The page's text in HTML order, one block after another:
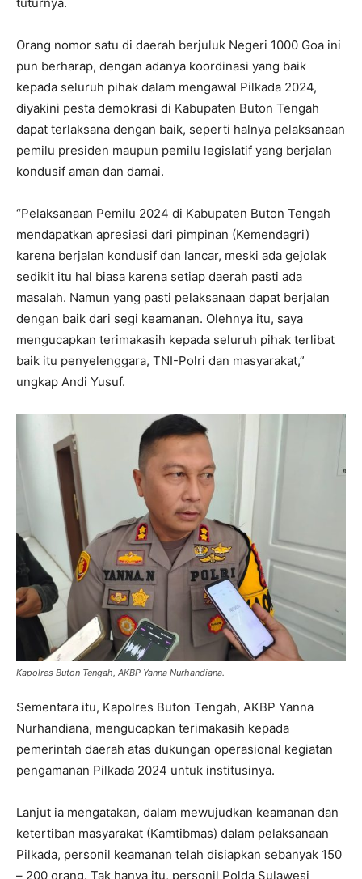
Orang nomor satu di daerah berjuluk Negeri 1000 Goa ini
pun berharap, dengan adanya koordinasi yang baik
kepada seluruh pihak dalam mengawal Pilkada 2024,
diyakini pesta demokrasi di Kabupaten Buton Tengah
dapat terlaksana dengan baik, seperti halnya pelaksanaan
pemilu presiden maupun pemilu legislatif yang berjalan
kondusif aman dan damai.
“Pelaksanaan Pemilu 2024 di Kabupaten Buton Tengah
mendapatkan apresiasi dari pimpinan (Kemendagri)
karena berjalan kondusif dan lancar, meski ada gejolak
sedikit itu hal biasa karena setiap daerah pasti ada
masalah. Namun yang pasti pelaksanaan dapat berjalan
dengan baik dari segi keamanan. Olehnya itu, saya
mengucapkan terimakasih kepada seluruh pihak terlibat
baik itu penyelenggara, TNI-Polri dan masyarakat,”
ungkap Andi Yusuf.
Kapolres Buton Tengah, AKBP Yanna Nurhandiana.
Sementara itu, Kapolres Buton Tengah, AKBP Yanna
Nurhandiana, mengucapkan terimakasih kepada
pemerintah daerah atas dukungan operasional kegiatan
pengamanan Pilkada 2024 untuk institusinya.
Lanjut ia mengatakan, dalam mewujudkan keamanan dan
ketertiban masyarakat (Kamtibmas) dalam pelaksanaan
Pilkada, personil keamanan telah disiapkan sebanyak 150
– 200 orang. Tak hanya itu, personil Polda Sulawesi